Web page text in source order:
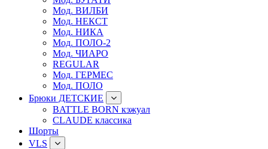
Мод. ВИЛБИ
Мод. НЕКСТ
Мод. НИКА
Мод. ПОЛО-2
Мод. ЧИАРО
REGULAR
Мод. ГЕРМЕС
Мод. ПОЛО
Брюки ДЕТСКИЕ
BATTLE BORN кэжуал
CLAUDE классика
Шорты
VLS